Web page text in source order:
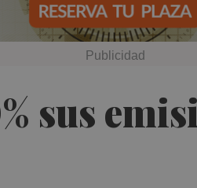
sus